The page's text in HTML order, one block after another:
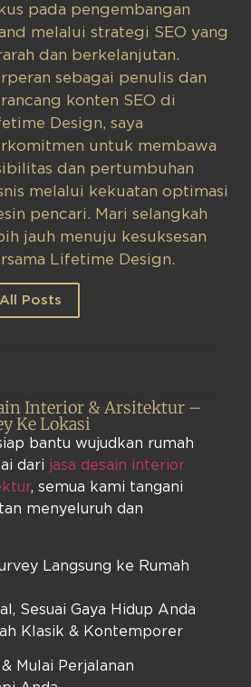
pada pengembangan
melalui strategi SEO yang
dan berkelanjutan.
sebagai penulis dan
konten SEO di
Design, saya
untuk membawa
dan pertumbuhan
melalui kekuatan optimasi
pencari. Mari selangkah
jauh menuju kesuksesan
Lifetime Design.
All Posts
Interior & Arsitektur –
Ke Lokasi
bantu wujudkan rumah
dari jasa desain interior
, semua kami tangani
menyeluruh dan
Langsung ke Rumah
Sesuai Gaya Hidup Anda
Klasik & Kontemporer
Mulai Perjalanan